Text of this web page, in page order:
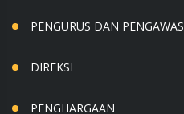
PENGURUS DAN PENGAWAS
DIREKSI
PENGHARGAAN